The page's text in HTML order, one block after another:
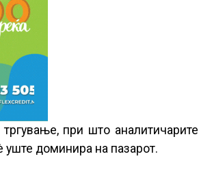
при што аналитичарите
уште доминира на пазарот.